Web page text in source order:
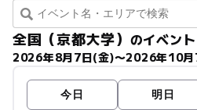
全国（京都大学） のイベント
2026年8月7日(金)〜2026年10
今日 明日